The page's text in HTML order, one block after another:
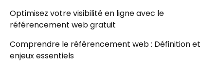
Optimisez votre visibilité en ligne avec le
référencement web gratuit
Comprendre le référencement web : Définition et
enjeux essentiels